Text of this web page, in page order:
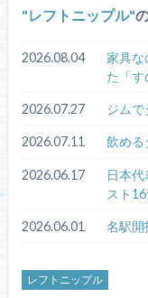
レフトニップル
2026.08.04
家具な
た「
2026.07.27 ジムで
2026.07.11 飲める
2026.06.17
日本
スト
2026.06.01 名駅開
レフトニップル